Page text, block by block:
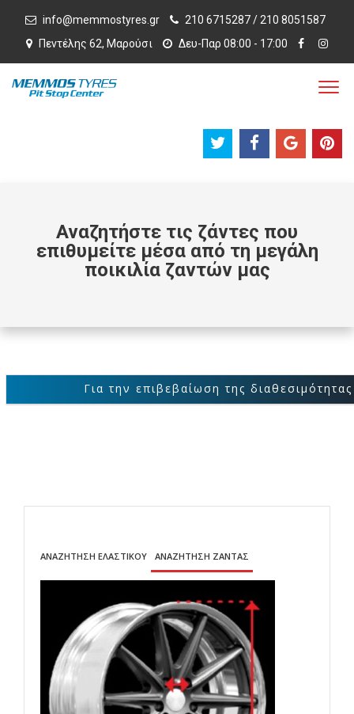
info@memmostyres.gr
210 6715287 / 210 8051587
Πεντέλης 62, Μαρούσι
Δευ-Παρ 08:00 - 17:00
Αναζητήστε τις ζάντες που
επιθυμείτε μέσα από τη μεγάλη
ποικιλία ζαντών μας
Για την επιβεβαίωση της διαθεσιμότητας των
ΑΝΑΖΗΤΗΣΗ ΕΛΑΣΤΙΚΟΥ ΑΝΑΖΗΤΗΣΗ ΖΑΝΤΑΣ